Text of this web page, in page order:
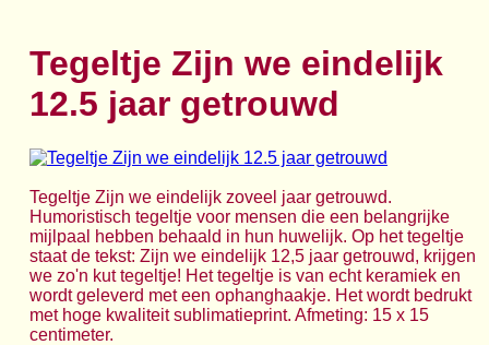
Tegeltje Zijn we eindelijk
12.5 jaar getrouwd
Tegeltje Zijn we eindelijk zoveel jaar getrouwd.
Humoristisch tegeltje voor mensen die een belangrijke
mijlpaal hebben behaald in hun huwelijk. Op het tegeltje
staat de tekst: Zijn we eindelijk 12,5 jaar getrouwd, krijgen
we zo'n kut tegeltje! Het tegeltje is van echt keramiek en
wordt geleverd met een ophanghaakje. Het wordt bedrukt
met hoge kwaliteit sublimatieprint. Afmeting: 15 x 15
centimeter.